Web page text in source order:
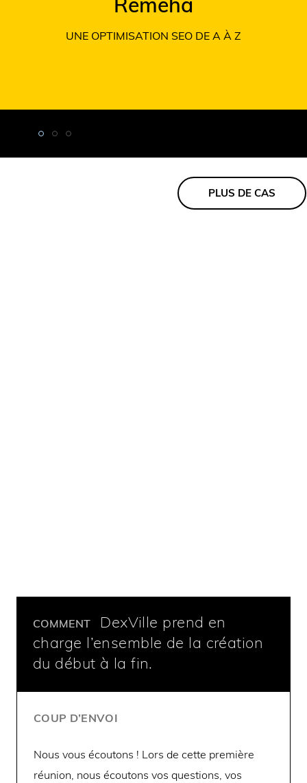
UNE OPTIMISATION SEO DE A À Z
PLUS DE CAS
COMMENT
DexVille prend en
charge l’ensemble de la création
du début à la fin.
COUP D’ENVOI
Nous vous écoutons ! Lors de cette première
réunion, nous écoutons vos questions, vos